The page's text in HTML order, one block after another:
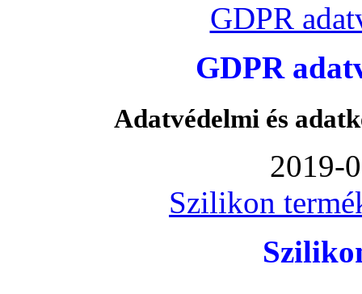
GDPR
GDPR
Adatvédelmi és
2019-
Szilikon